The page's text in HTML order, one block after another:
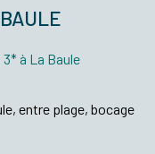
à La Baule
entre plage, bocage